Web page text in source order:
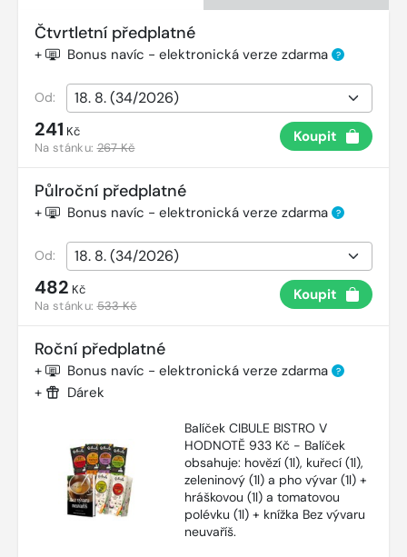
Čtvrtletní předplatné
+ Bonus navíc - elektronická verze zdarma ?
Od:
241 Kč
Na stánku:267 Kč
Koupit
Půlroční předplatné
+ Bonus navíc - elektronická verze zdarma ?
Od:
482 Kč
Na stánku:533 Kč
Koupit
Roční předplatné
+ Bonus navíc - elektronická verze zdarma ?
+ Dárek
Balíček CIBULE BISTRO V
HODNOTĚ 933 Kč - Balíček
obsahuje: hovězí (1l), kuřecí (1l),
zeleninový (1l) a pho vývar (1l) +
hráškovou (1l) a tomatovou
polévku (1l) + knížka Bez vývaru
neuvaříš.